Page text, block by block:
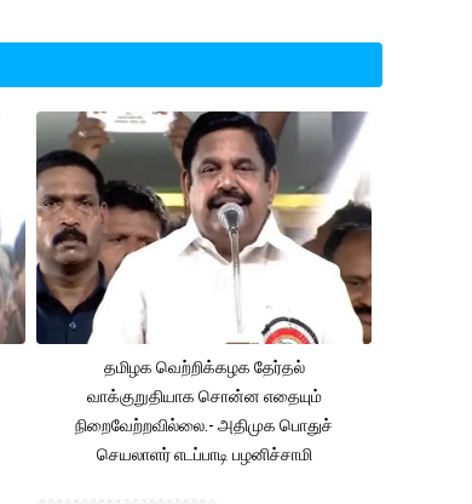
தமிழக வெற்றிக்கழக தேர்தல்
வாக்குறுதியாக சொன்ன எதையும்
நிறைவேற்றவில்லை.- அதிமுக பொதுச்
செயலாளர் எடப்பாடி பழனிச்சாமி